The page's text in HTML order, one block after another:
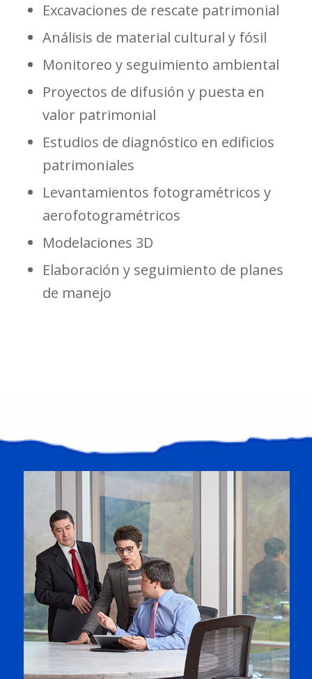
Excavaciones de rescate patrimonial
Análisis de material cultural y fósil
Monitoreo y seguimiento ambiental
Proyectos de difusión y puesta en
valor patrimonial
Estudios de diagnóstico en edificios
patrimoniales
Levantamientos fotogramétricos y
aerofotogramétricos
Modelaciones 3D
Elaboración y seguimiento de planes
de manejo